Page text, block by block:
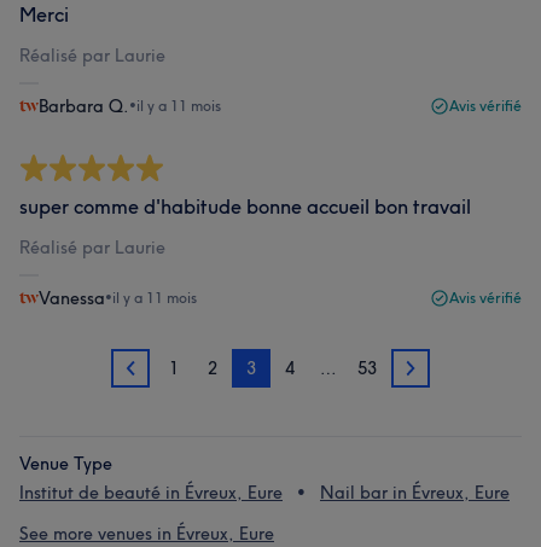
Merci
Réalisé par Laurie
Barbara Q. •il y a 11 mois Avis vérifié
super comme d'habitude bonne accueil bon travail
Réalisé par Laurie
Vanessa•il y a 11 mois Avis vérifié
2 1 2 3 4 … 53 4
Venue Type
Institut de beauté in Évreux, Eure
Nail bar in Évreux, Eure
See more venues in Évreux, Eure